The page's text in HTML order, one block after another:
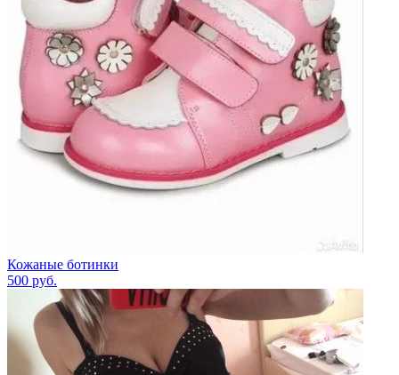
Кожаные ботинки
500 руб.